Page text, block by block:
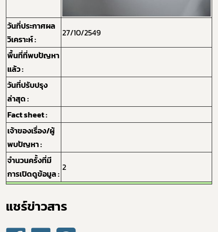
วันที่ประกาศผล
วิเคราะห์ :
27/10/2549
พื้นที่ที่พบปัญหา
แล้ว :
วันที่ปรับปรุง
ล่าสุด :
Fact sheet :
เจ้าของเรื่อง/ผู้
พบปัญหา :
จำนวนครั้งที่มี
การเปิดดูข้อมูล :
2
แชร์ข่าวสาร​
เลือกหัวข้อที่ท่านต้องการ Subscribe
กฎหมาย